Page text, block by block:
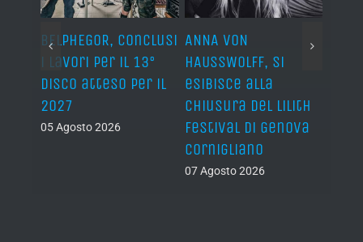
BELPHEGOR, conclusi
i lavori per il 13°
disco atteso per il
2027
05 Agosto 2026
ANNA VON
HAUSSWOLFF, si
esibisce alla
chiusura del Lilith
Festival di Genova
Cornigliano
07 Agosto 2026